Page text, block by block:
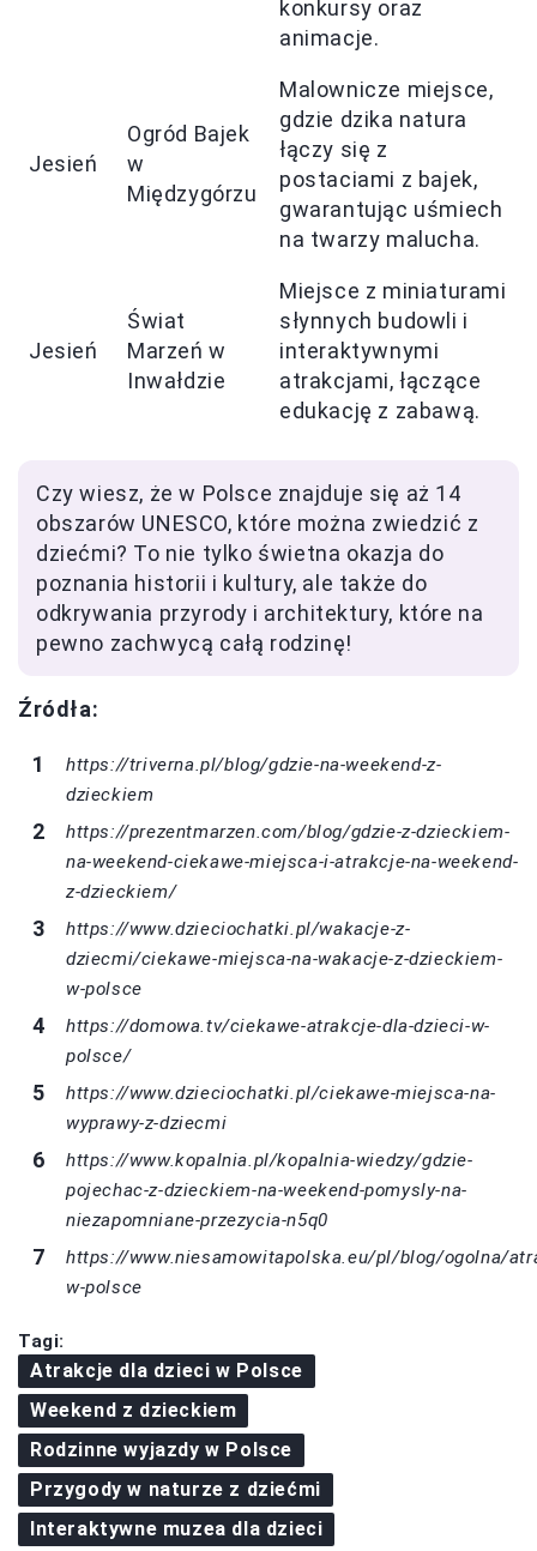
konkursy oraz
animacje.
Jesień
Ogród Bajek
w
Międzygórzu
Malownicze miejsce,
gdzie dzika natura
łączy się z
postaciami z bajek,
gwarantując uśmiech
na twarzy malucha.
Jesień
Świat
Marzeń w
Inwałdzie
Miejsce z miniaturami
słynnych budowli i
interaktywnymi
atrakcjami, łączące
edukację z zabawą.
Czy wiesz, że w Polsce znajduje się aż 14
obszarów UNESCO, które można zwiedzić z
dziećmi? To nie tylko świetna okazja do
poznania historii i kultury, ale także do
odkrywania przyrody i architektury, które na
pewno zachwycą całą rodzinę!
Źródła:
https://triverna.pl/blog/gdzie-na-weekend-z-
dzieckiem
https://prezentmarzen.com/blog/gdzie-z-dzieckiem-
na-weekend-ciekawe-miejsca-i-atrakcje-na-weekend-
z-dzieckiem/
https://www.dzieciochatki.pl/wakacje-z-
dziecmi/ciekawe-miejsca-na-wakacje-z-dzieckiem-
w-polsce
https://domowa.tv/ciekawe-atrakcje-dla-dzieci-w-
polsce/
https://www.dzieciochatki.pl/ciekawe-miejsca-na-
wyprawy-z-dziecmi
https://www.kopalnia.pl/kopalnia-wiedzy/gdzie-
pojechac-z-dzieckiem-na-weekend-pomysly-na-
niezapomniane-przezycia-n5q0
https://www.niesamowitapolska.eu/pl/blog/ogolna/
w-polsce
Tagi:
Atrakcje dla dzieci w Polsce
Weekend z dzieckiem
Rodzinne wyjazdy w Polsce
Przygody w naturze z dziećmi
Interaktywne muzea dla dzieci